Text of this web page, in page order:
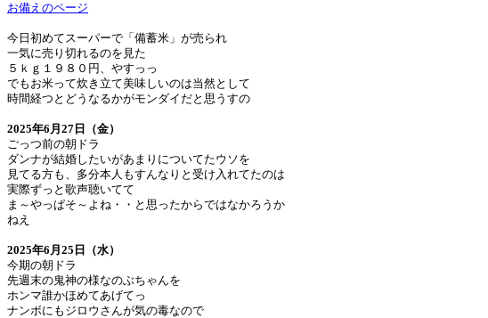
お備えのページ
今日初めてスーパーで「備蓄米」が売られ
一気に売り切れるのを見た
５ｋｇ１９８０円、やすっっ
でもお米って炊き立て美味しいのは当然として
時間経つとどうなるかがモンダイだと思うすの
2025年6月27日（金）
ごっつ前の朝ドラ
ダンナが結婚したいがあまりについてたウソを
見てる方も、多分本人もすんなりと受け入れてたのは
実際ずっと歌声聴いてて
ま～やっぱそ～よね・・と思ったからではなかろうか
ねえ
2025年6月25日（水）
今期の朝ドラ
先週末の鬼神の様なのぶちゃんを
ホンマ誰かほめてあげてっ
ナンボにもジロウさんが気の毒なので